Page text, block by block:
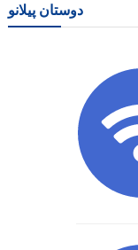
دوستان پیلانو